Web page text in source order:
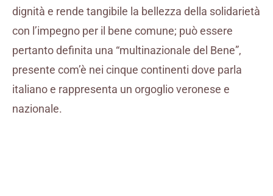
dignità e rende tangibile la bellezza della solidarietà
con l’impegno per il bene comune; può essere
pertanto definita una “multinazionale del Bene”,
presente com’è nei cinque continenti dove parla
italiano e rappresenta un orgoglio veronese e
nazionale.